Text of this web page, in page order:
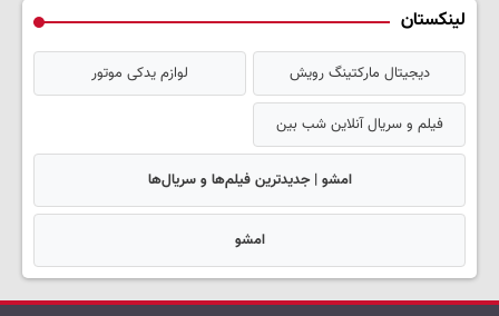
لینکستان
دیجیتال مارکتینگ رویش لوازم یدکی موتور
فیلم و سریال آنلاین شب بین
امشو | جدیدترین فیلم‌ها و سریال‌ها
امشو